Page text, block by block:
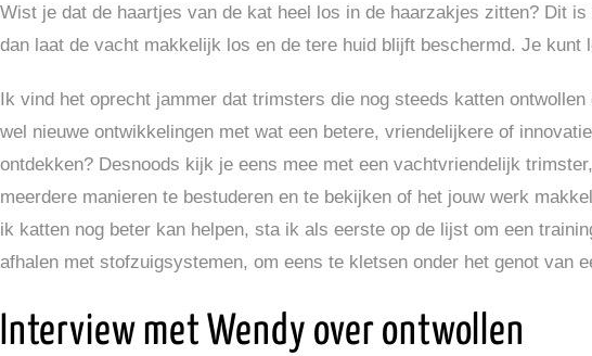
Wist je dat de haartjes van de kat heel los in de haarzakjes zitten? Dit
dan laat de vacht makkelijk los en de tere huid blijft beschermd. Je
Ik vind het oprecht jammer dat trimsters die nog steeds katten
wel nieuwe ontwikkelingen met wat een betere, vriendelijkere of
ontdekken? Desnoods kijk je eens mee met een vachtvriendelijk
meerdere manieren te bestuderen en te bekijken of het jouw werk
ik katten nog beter kan helpen, sta ik als eerste op de lijst om een
afhalen met stofzuigsystemen, om eens te kletsen onder het genot van
Interview met Wendy over ontwollen